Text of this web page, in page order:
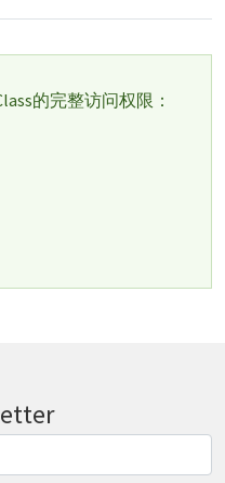
的完整访问权限：